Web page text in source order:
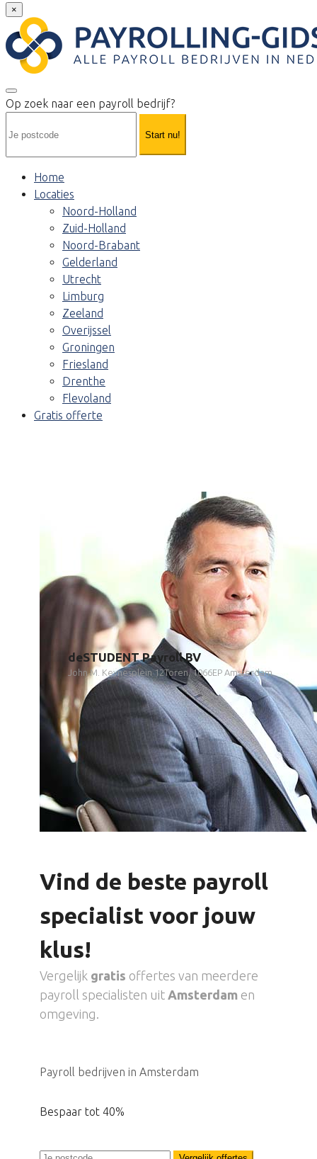
×
Op zoek naar een payroll bedrijf?
Start nu!
Home
Locaties
Noord-Holland
Zuid-Holland
Noord-Brabant
Gelderland
Utrecht
Limburg
Zeeland
Overijssel
Groningen
Friesland
Drenthe
Flevoland
Gratis offerte
deSTUDENT Payroll BV
John M. Keynesplein 12Toren, 1066EP Amsterdam
Vind de beste payroll
specialist voor jouw
klus!
Vergelijk gratis offertes van meerdere
payroll specialisten uit Amsterdam en
omgeving.
Payroll bedrijven in Amsterdam
Bespaar tot 40%